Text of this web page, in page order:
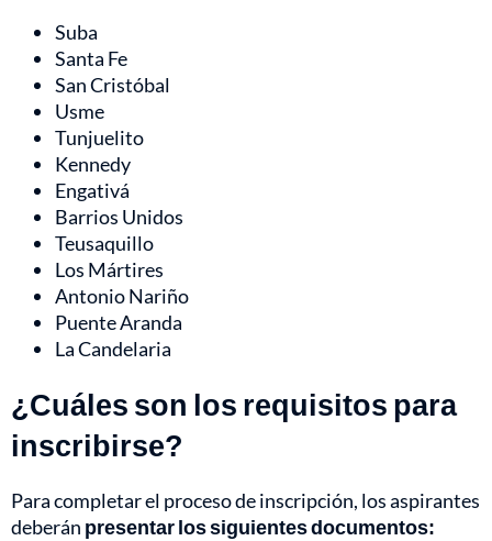
Suba
Santa Fe
San Cristóbal
Usme
Tunjuelito
Kennedy
Engativá
Barrios Unidos
Teusaquillo
Los Mártires
Antonio Nariño
Puente Aranda
La Candelaria
¿Cuáles son los requisitos para
inscribirse?
Para completar el proceso de inscripción, los aspirantes
deberán presentar los siguientes documentos: